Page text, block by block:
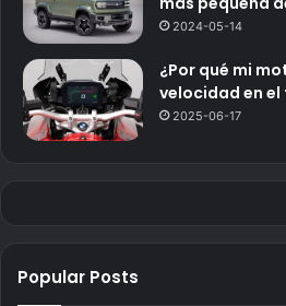
2024-05-14
¿Por qué mi
velocidad en
2025-06-17
Popular Posts